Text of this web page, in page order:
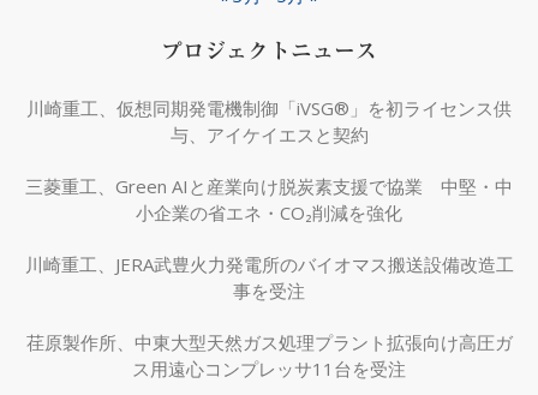
プロジェクトニュース
川崎重工、仮想同期発電機制御「iVSG®」を初ライセンス供
与、アイケイエスと契約
三菱重工、Green AIと産業向け脱炭素支援で協業 中堅・中
小企業の省エネ・CO₂削減を強化
川崎重工、JERA武豊火力発電所のバイオマス搬送設備改造工
事を受注
荏原製作所、中東大型天然ガス処理プラント拡張向け高圧ガ
ス用遠心コンプレッサ11台を受注